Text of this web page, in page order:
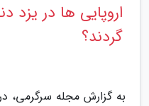
اروپایی ها در
گردند؟
به گزارش مجله سرگرمی،